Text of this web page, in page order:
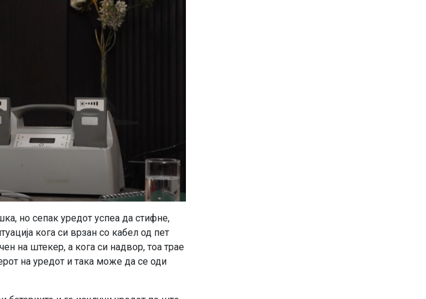
но сепак уредот успеа да стифне,
кога си врзан со кабел од пет
на штекер, а кога си надвор, тоа трае
на уредот и така може да се оди